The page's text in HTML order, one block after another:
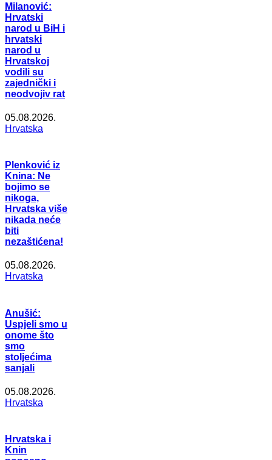
Milanović:
Hrvatski
narod u BiH i
hrvatski
narod u
Hrvatskoj
vodili su
zajednički i
neodvojiv rat
05.08.2026.
Hrvatska
Plenković iz
Knina: Ne
bojimo se
nikoga,
Hrvatska više
nikada neće
biti
nezaštićena!
05.08.2026.
Hrvatska
Anušić:
Uspjeli smo u
onome što
smo
stoljećima
sanjali
05.08.2026.
Hrvatska
Hrvatska i
Knin